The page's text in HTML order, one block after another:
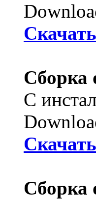
Сборка
С
Сборка